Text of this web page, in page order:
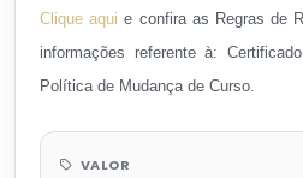
Clique aqui e confira as Regras de
informações referente à:
Política de Mudança de Curso.
VALOR